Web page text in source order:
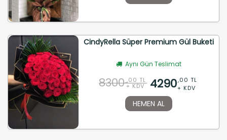
CindyRella Süper Premium Gül Buketi
Aynı Gün Teslimat
8300 ,00 TL
+ KDV 4290,00 TL
+ KDV
HEMEN AL